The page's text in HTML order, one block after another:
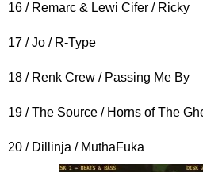
16 / Remarc & Lewi Cifer / Ricky
17 / Jo / R-Type
18 / Renk Crew / Passing Me By
19 / The Source / Horns of The
20 / Dillinja / MuthaFuka